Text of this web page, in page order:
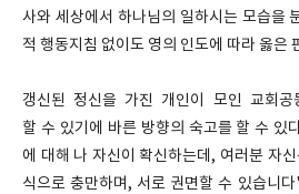
사와 세상에서 하나님의 일하시는 모습을
적 행동지침 없이도 영의 인도에 따라 옳은
갱신된 정신을 가진 개인이 모인 교회공
할 수 있기에 바른 방향의 숙고를 할 수 있
에 대해 나 자신이 확신하는데, 여러분 자
식으로 충만하며, 서로 권면할 수 있습니